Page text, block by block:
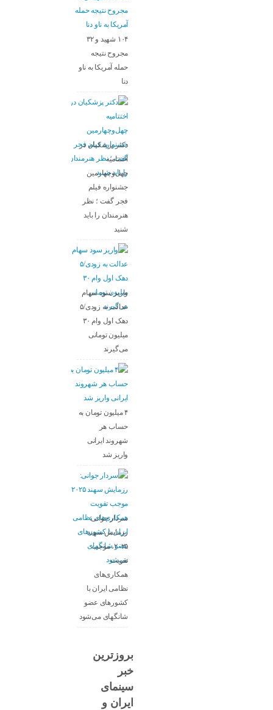
۱۰۴ شهید و ۳۲
مجروح نتیجه
حمله آمریکا به ناو
دنا
دکتر پزشکیان در
اختتامیه
چهل‌وچهارمین
جشنواره فیلم
فجر گفت ؛ نظر
هنرمندان را باید
شنید
واریز سود سهام
عدالت به زودی/۵
دهک اول وام ۳۰
میلیون تومانی
می‌گیرند
۴ میلیون تومان به
حساب هر
شهروند ایرانی
واریز شد
سردار جوانی:
رزمایش سهند
۲۰۲۵، موجب
تقویت
همکاری‌های
نظامی ایران با
کشور‌های عضو
شانگهای می‌شود
بروزترین
خبر
سینمای
ایران و
معاون جدید
ارزشیابی و
نظارت سینما :